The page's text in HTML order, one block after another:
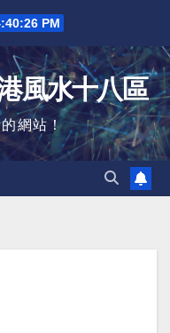
PM
風水十八區
網站！